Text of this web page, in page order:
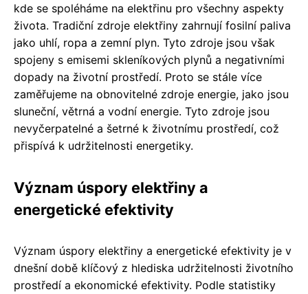
kde se spoléháme na elektřinu pro všechny aspekty
života. Tradiční zdroje elektřiny zahrnují fosilní paliva
jako uhlí, ropa a zemní plyn. Tyto zdroje jsou však
spojeny s emisemi skleníkových plynů a negativními
dopady na životní prostředí. Proto se stále více
zaměřujeme na obnovitelné zdroje energie, jako jsou
sluneční, větrná a vodní energie. Tyto zdroje jsou
nevyčerpatelné a šetrné k životnímu prostředí, což
přispívá k udržitelnosti energetiky.
Význam úspory elektřiny a
energetické efektivity
Význam úspory elektřiny a energetické efektivity je v
dnešní době klíčový z hlediska udržitelnosti životního
prostředí a ekonomické efektivity. Podle statistiky